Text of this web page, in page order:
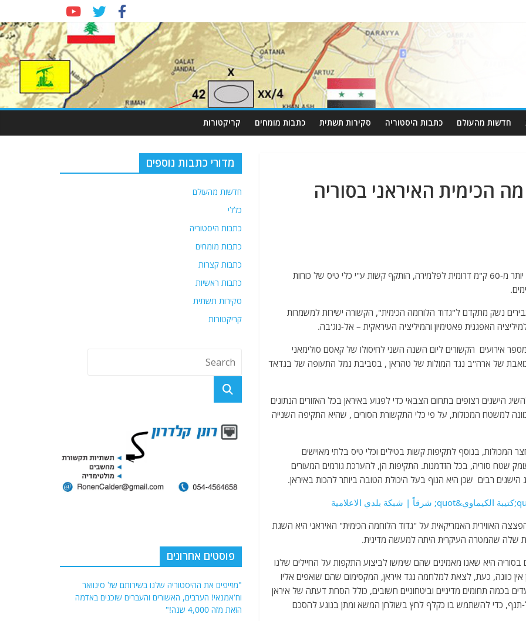
חדשות מהעולם כתבות היסטוריה סקירות תשתית כתבות מומחים קריקטורות
הכימית האיראני בסוריה
"גדוד הלוחמה הכימית" הממוקם ברכס הרי תדמור המזרחי, יותר מ-60 ק"מ דרומית לפלמירה, הותקף קשות ע"י כלי טיס של כוחות
נשק מתקדם ל"גדוד הלוחמה הכימית", הקשורה ישירות למשמרות
האפגנית פאטימיון והמיליציה העיראקית – אל-נוג'בה.
אירועים הקשורים ליום השנה השני לחיסולו של קאסם סולימאני
כואבת של ארה"ב נגד המולות של טהראן , בסביבת נמל התעופה של בגדאד
הישגים רצופים בתחום הצבאי כדי לפגוע באיראן בכל האזורים הנתונים
למשטח המכולות, על פי כלי התקשורת הסורים , שהיא התקיפה השנייה
המכולות, בנוסף לתקיפות קשות בטילים וכלי טיס בלתי מאוישים
שטח סוריה, בכל הזדמנות. התקיפות הן, להערכת גורמים המעורים
רבים שכן היא הגוף בעל היכולת הטובה ביותר להכות באיראן.
האווירית האמריקאית על "גדוד הלוחמה הכימית" האיראני היא השגת
שלה שהמטרה העיקרית היתה למעשה מדינית.
היא שאנו מאמינים שהם שימשו לביצוע התקפות על החיילים שלנו
אין כוונה, כעת, לצאת למלחמה נגד איראן, המקסימום שהם שואפים אליו
בכמה תחומים מדיניים וביטחוניים חשובים, כולל הסחת דעתה של איראן
תנף, כדי להשתמש בו כקלף לחץ בשולחן המשא ומתן בנוגע להסכם
מדורי כתבות נוספים
חדשות מהעולם
כללי
כתבות היסטוריה
כתבות מומחים
כתבות קצרות
כתבות ראשיות
סקירות תשתית
קריקטורות
פוסטים אחרונים
"מזייפים את ההיסטוריה שלנו בשירותם של סינוואר
וח'אמנאי! הערבים, האשורים והעברים שוכנים באדמה
הזאת מזה 4,000 שנה!"